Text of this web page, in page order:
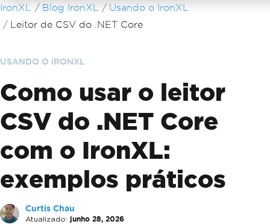
Ir para o conteúdo do rodapé
IronXL Blog IronXL
Usando o IronXL
Leitor de CSV do .NET Core
USANDO O IRONXL
Como usar o leitor
CSV do .NET Core
com o IronXL:
exemplos práticos
Curtis Chau
Atualizado: junho 28, 2026